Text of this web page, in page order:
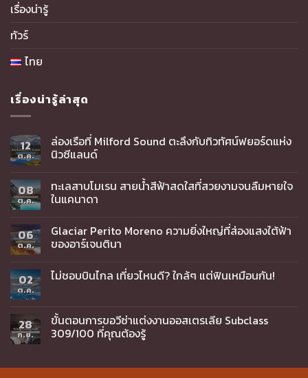
เรื่องน่ารู้
ทัวร์
ไทย
เรื่องน่ารู้ล่าสุด
12
ต.ค.
ล่องเรือที่ Milford Sound ตะลึงกับทิวทัศน์ฟยอร์ดแห่ง
นิวซีแลนด์
08
ต.ค.
ทะเลสาบโมเรน สายน้ำสีฟ้าสดใสที่สวยงามจนลืมหายใจ
ในแคนาดา
06
ต.ค.
Glaciar Perito Moreno ความยิ่งใหญ่ที่ส่องแสงใต้ฟ้า
ของอาร์เจนตินา
02
ต.ค.
ไม่ชอบบินไกล เที่ยวไหนดี? ใกล้ๆ แต่ฟินเหมือนกัน!
28
ก.ย.
ขั้นตอนการขอวีซ่าแต่งงานออสเตรเลีย Subclass
309/100 ที่คุณต้องรู้